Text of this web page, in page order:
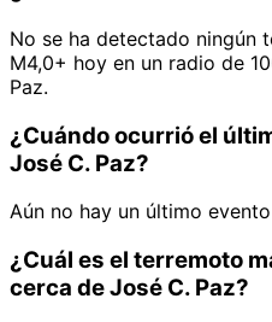
No se ha detectado ningún
M4,0+ hoy en un radio de
Paz.
¿Cuándo ocurrió el
José C. Paz?
Aún no hay un último
¿Cuál es el terremoto
cerca de José C. Paz?